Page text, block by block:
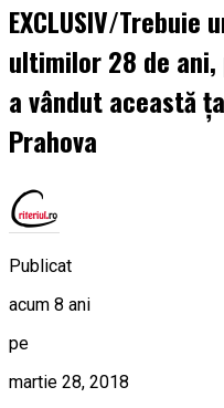
EXCLUSIV/Trebuie
ultimilor 28 de
a vândut această
Prahova
Publicat
acum 8 ani
pe
martie 28, 2018